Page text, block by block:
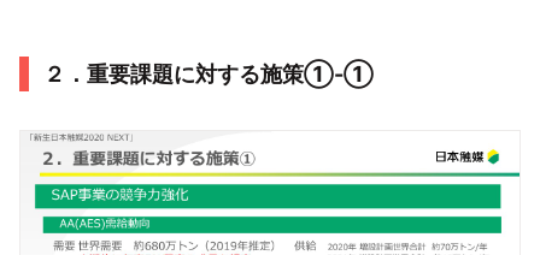
２．重要課題に対する施策①-①